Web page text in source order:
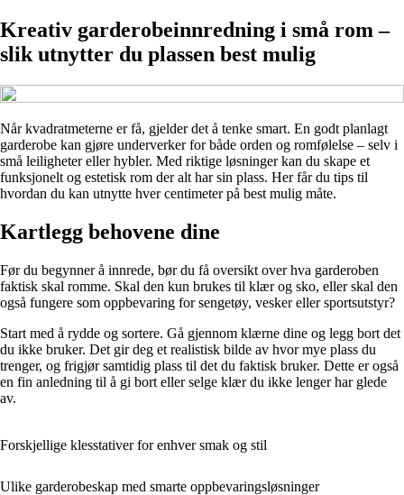
Kreativ garderobeinnredning i små rom –
slik utnytter du plassen best mulig
Når kvadratmeterne er få, gjelder det å tenke smart. En godt planlagt
garderobe kan gjøre underverker for både orden og romfølelse – selv i
små leiligheter eller hybler. Med riktige løsninger kan du skape et
funksjonelt og estetisk rom der alt har sin plass. Her får du tips til
hvordan du kan utnytte hver centimeter på best mulig måte.
Kartlegg behovene dine
Før du begynner å innrede, bør du få oversikt over hva garderoben
faktisk skal romme. Skal den kun brukes til klær og sko, eller skal den
også fungere som oppbevaring for sengetøy, vesker eller sportsutstyr?
Start med å rydde og sortere. Gå gjennom klærne dine og legg bort det
du ikke bruker. Det gir deg et realistisk bilde av hvor mye plass du
trenger, og frigjør samtidig plass til det du faktisk bruker. Dette er også
en fin anledning til å gi bort eller selge klær du ikke lenger har glede
av.
Forskjellige klesstativer for enhver smak og stil
Ulike garderobeskap med smarte oppbevaringsløsninger